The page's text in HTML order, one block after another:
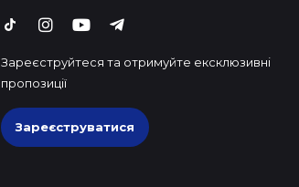
Зареєструйтеся та отримуйте ексклюзивні
пропозиції
Зареєструватися